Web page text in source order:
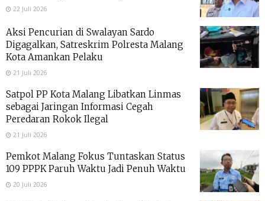
22 Juli 2026
Aksi Pencurian di Swalayan Sardo
Digagalkan, Satreskrim Polresta Malang
Kota Amankan Pelaku
21 Juli 2026
Satpol PP Kota Malang Libatkan Linmas
sebagai Jaringan Informasi Cegah
Peredaran Rokok Ilegal
21 Juli 2026
Pemkot Malang Fokus Tuntaskan Status
109 PPPK Paruh Waktu Jadi Penuh Waktu
20 Juli 2026